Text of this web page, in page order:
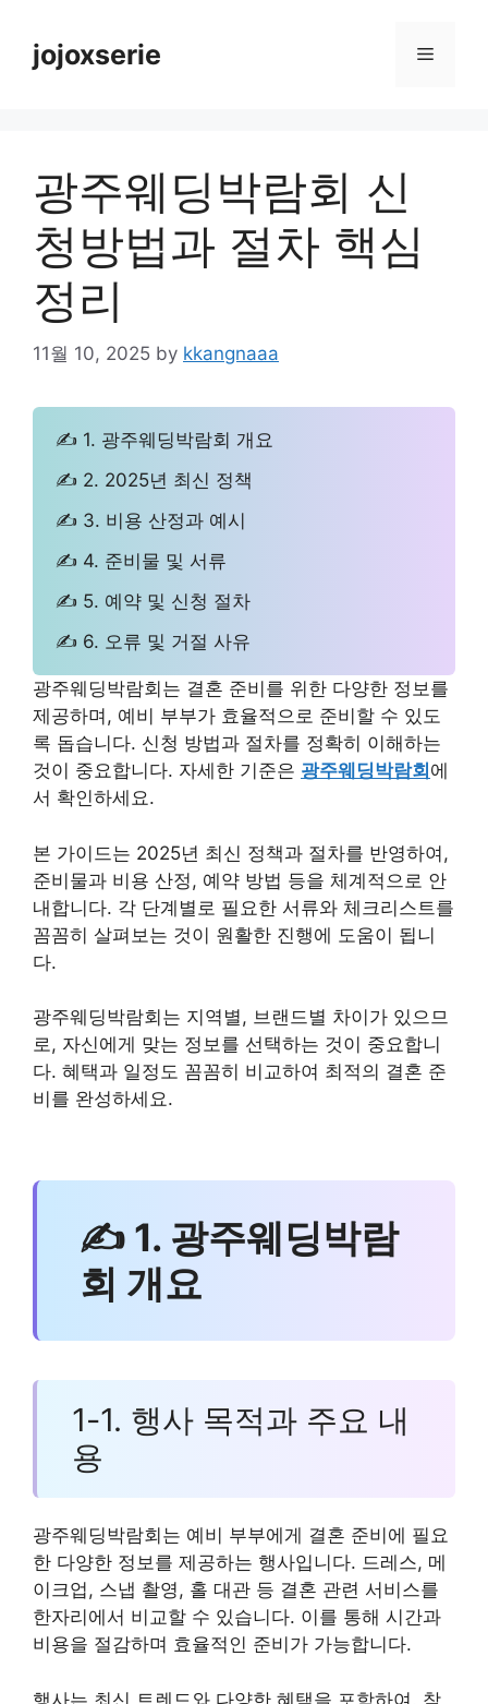
contentjojoxserie Menu
광주웨딩박람회 신
청방법과 절차 핵심
정리
11월 10, 2025 by kkangnaaa
✍ 1. 광주웨딩박람회 개요
✍ 2. 2025년 최신 정책
✍ 3. 비용 산정과 예시
✍ 4. 준비물 및 서류
✍ 5. 예약 및 신청 절차
✍ 6. 오류 및 거절 사유
광주웨딩박람회는 결혼 준비를 위한 다양한 정보를
제공하며, 예비 부부가 효율적으로 준비할 수 있도
록 돕습니다. 신청 방법과 절차를 정확히 이해하는
것이 중요합니다. 자세한 기준은 광주웨딩박람회 에
서 확인하세요.
본 가이드는 2025년 최신 정책과 절차를 반영하여,
준비물과 비용 산정, 예약 방법 등을 체계적으로 안
내합니다. 각 단계별로 필요한 서류와 체크리스트를
꼼꼼히 살펴보는 것이 원활한 진행에 도움이 됩니
다.
광주웨딩박람회는 지역별, 브랜드별 차이가 있으므
로, 자신에게 맞는 정보를 선택하는 것이 중요합니
다. 혜택과 일정도 꼼꼼히 비교하여 최적의 결혼 준
비를 완성하세요.
✍ 1. 광주웨딩박람
회 개요
1-1. 행사 목적과 주요 내
용
광주웨딩박람회는 예비 부부에게 결혼 준비에 필요
한 다양한 정보를 제공하는 행사입니다. 드레스, 메
이크업, 스냅 촬영, 홀 대관 등 결혼 관련 서비스를
한자리에서 비교할 수 있습니다. 이를 통해 시간과
비용을 절감하며 효율적인 준비가 가능합니다.
행사는 최신 트렌드와 다양한 혜택을 포함하여, 참